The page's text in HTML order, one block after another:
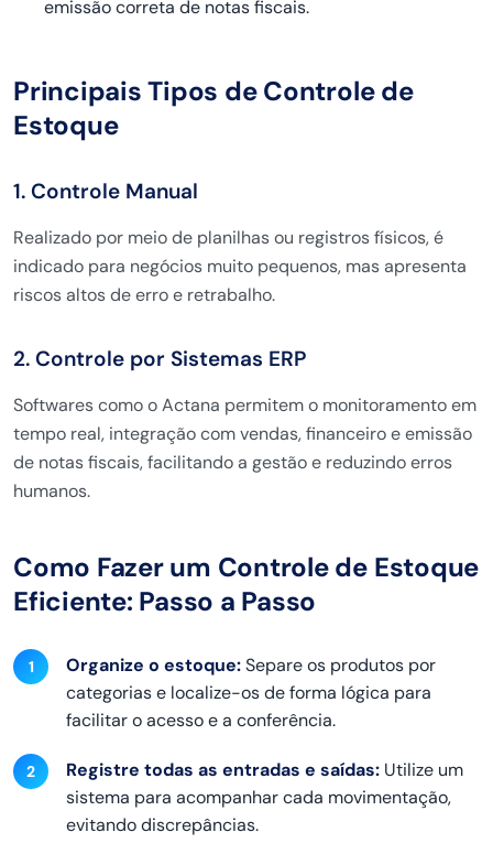
emissão correta de notas fiscais.
Principais Tipos de Controle de
Estoque
1. Controle Manual
Realizado por meio de planilhas ou registros físicos, é
indicado para negócios muito pequenos, mas apresenta
riscos altos de erro e retrabalho.
2. Controle por Sistemas ERP
Softwares como o Actana permitem o monitoramento em
tempo real, integração com vendas, financeiro e emissão
de notas fiscais, facilitando a gestão e reduzindo erros
humanos.
Como Fazer um Controle de Estoque
Eficiente: Passo a Passo
Organize o estoque:Separe os produtos por
categorias e localize-os de forma lógica para
facilitar o acesso e a conferência.
Registre todas as entradas e saídas: Utilize um
sistema para acompanhar cada movimentação,
evitando discrepâncias.